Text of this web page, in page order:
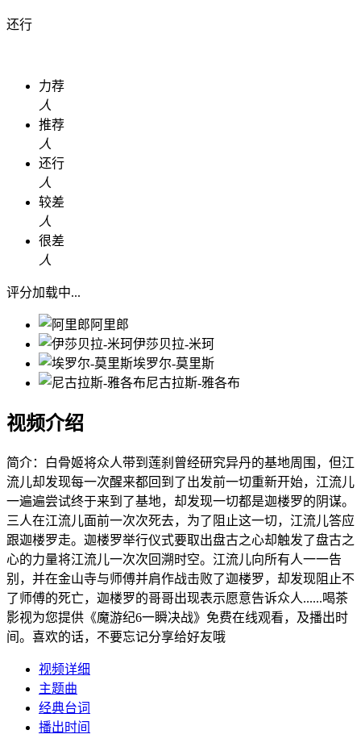
还行
力荐
人
推荐
人
还行
人
较差
人
很差
人
评分加载中...
阿里郎
伊莎贝拉-米珂
埃罗尔-莫里斯
尼古拉斯-雅各布
视频介绍
简介：
白骨姬将众人带到莲刹曾经研究异丹的基地周围，但江
流儿却发现每一次醒来都回到了出发前一切重新开始，江流儿
一遍遍尝试终于来到了基地，却发现一切都是迦楼罗的阴谋。
三人在江流儿面前一次次死去，为了阻止这一切，江流儿答应
跟迦楼罗走。迦楼罗举行仪式要取出盘古之心却触发了盘古之
心的力量将江流儿一次次回溯时空。江流儿向所有人一一告
别，并在金山寺与师傅并肩作战击败了迦楼罗，却发现阻止不
了师傅的死亡，迦楼罗的哥哥出现表示愿意告诉众人......喝茶
影视为您提供《魔游纪6一瞬决战》免费在线观看，及播出时
间。喜欢的话，不要忘记分享给好友哦
视频详细
主题曲
经典台词
播出时间